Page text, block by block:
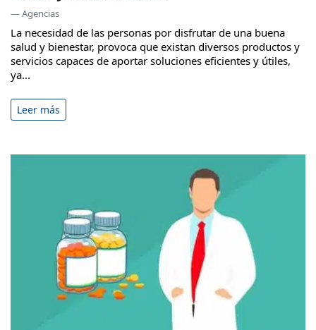
— Agencias
La necesidad de las personas por disfrutar de una buena
salud y bienestar, provoca que existan diversos productos y
servicios capaces de aportar soluciones eficientes y útiles,
ya...
Leer más